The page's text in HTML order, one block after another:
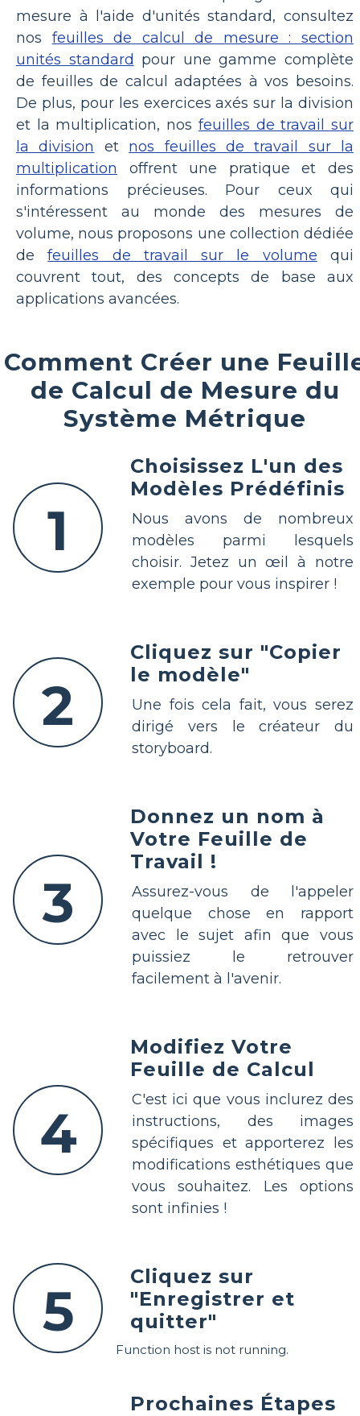
mesure à l'aide d'unités standard, consultez
nos feuilles de calcul de mesure : section
unités standard pour une gamme complète
de feuilles de calcul adaptées à vos besoins.
De plus, pour les exercices axés sur la division
et la multiplication, nos feuilles de travail sur
la division
et nos feuilles de travail sur la
multiplication offrent une pratique et des
informations précieuses. Pour ceux qui
s'intéressent au monde des mesures de
volume, nous proposons une collection dédiée
defeuilles de travail sur le volume qui
couvrent tout, des concepts de base aux
applications avancées.
Comment Créer une
de Calcul de Mesure du
Système Métrique
1
Choisissez L'un des
Modèles Prédéfinis
Nous avons de nombreux
modèles parmi lesquels
choisir. Jetez un œil à notre
exemple pour vous inspirer !
2
Cliquez sur "Copier
le modèle"
Une fois cela fait, vous serez
dirigé vers le créateur du
storyboard.
3
Donnez un nom à
Votre Feuille de
Travail !
Assurez-vous de l'appeler
quelque chose en rapport
avec le sujet afin que vous
puissiez le retrouver
facilement à l'avenir.
4
Modifiez Votre
Feuille de Calcul
C'est ici que vous inclurez des
instructions, des images
spécifiques et apporterez les
modifications esthétiques que
vous souhaitez. Les options
sont infinies !
5
Cliquez sur
"Enregistrer et
quitter"
Function host is not running.
Prochaines Étapes